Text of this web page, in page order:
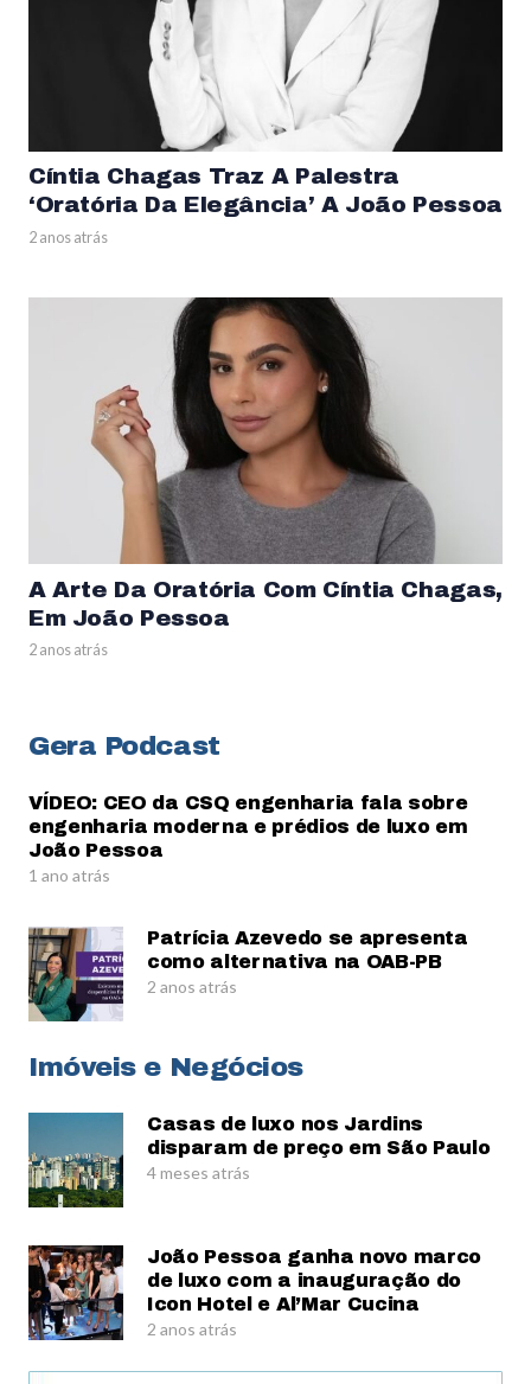
Cíntia Chagas Traz A Palestra
‘Oratória Da Elegância’ A João Pessoa
2 anos atrás
A Arte Da Oratória Com Cíntia Chagas,
Em João Pessoa
2 anos atrás
Gera Podcast
VÍDEO: CEO da CSQ engenharia fala sobre
engenharia moderna e prédios de luxo em
João Pessoa
1 ano atrás
Patrícia Azevedo se apresenta
como alternativa na OAB-PB
2 anos atrás
Imóveis e Negócios
Casas de luxo nos Jardins
disparam de preço em São Paulo
4 meses atrás
João Pessoa ganha novo marco
de luxo com a inauguração do
Icon Hotel e Al’Mar Cucina
2 anos atrás